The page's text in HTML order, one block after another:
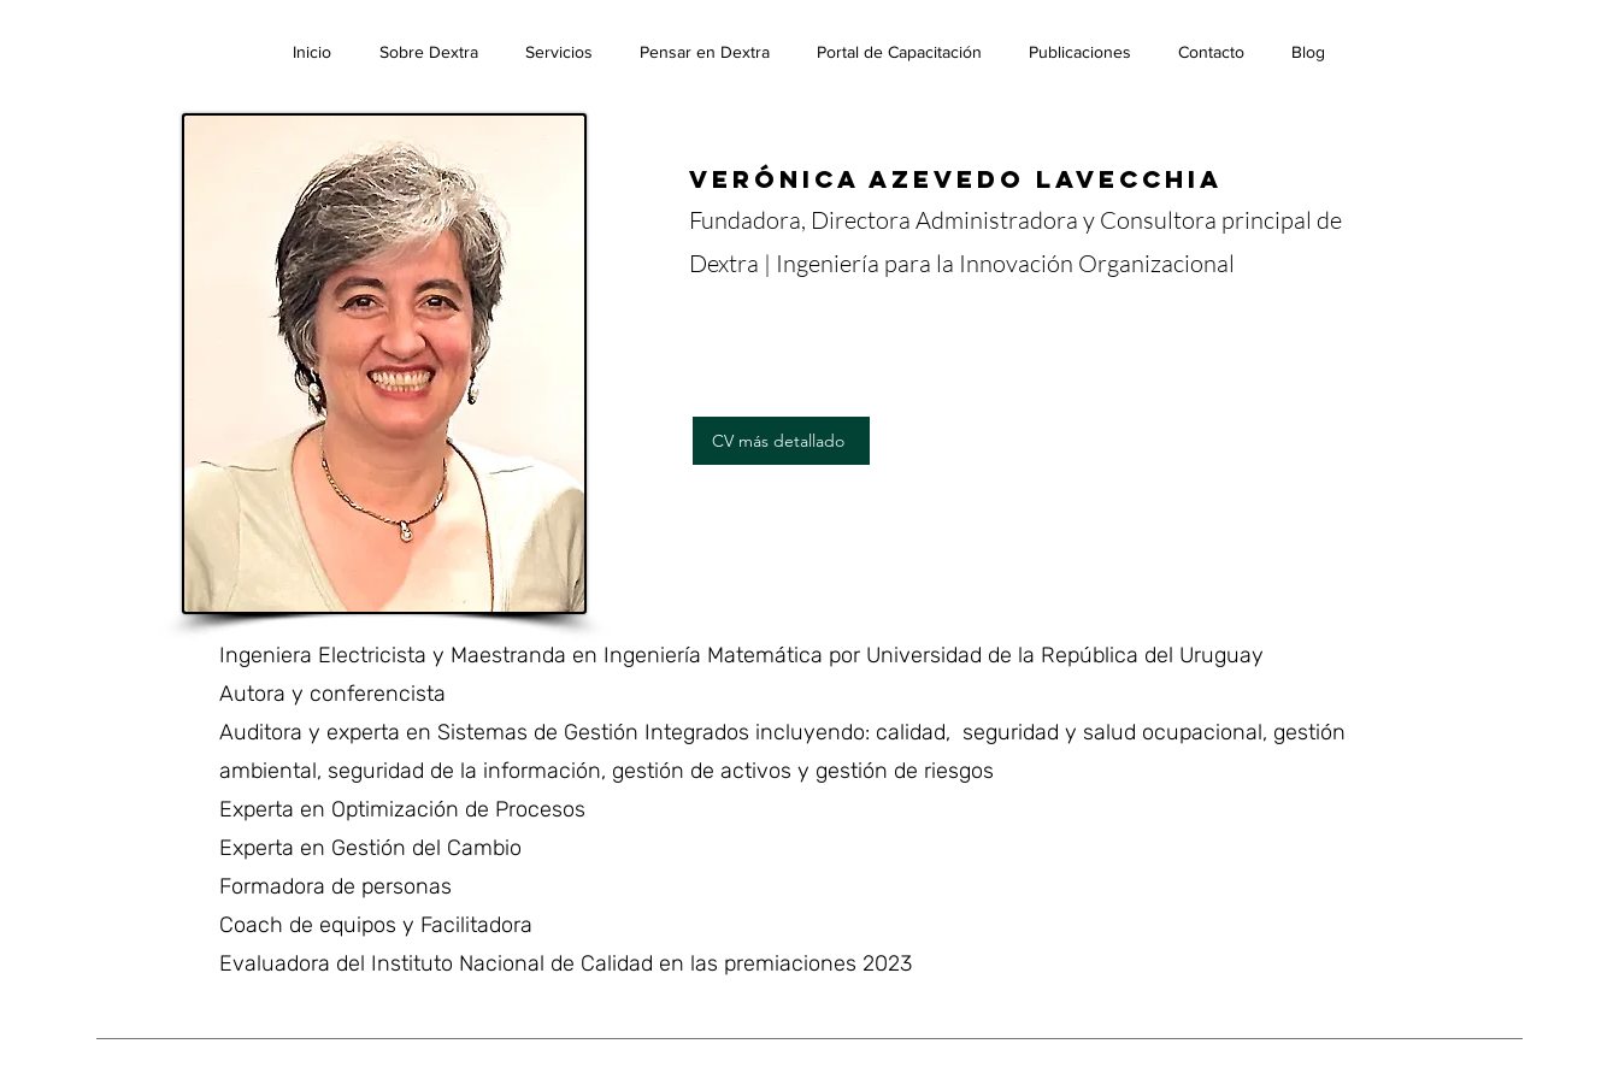
Inicio Sobre Dextra Servicios Pensar en Dextra Portal de Capacitación Publicaciones Contacto Blog
Verónica Azevedo Lav ecchia
Fundadora, Directora Administradora y Consultora principal de
Dextra | Ingeniería para la Innovación Organizacional
CV más detallado
Ingeniera Electricista y Maestranda en Ingeniería Matemática por Universidad de la República del Uruguay
Autora y conferencista
Auditora y experta en Sistemas de Gestión Integrados incluyendo: calidad, seguridad y salud ocupacional, gestión
ambiental, seguridad de la información, gestión de activos y gestión de riesgos
Experta en Optimización de Procesos
Experta en Gestión del Cambio
Formadora de personas
Coach de equipos y Facilitadora
Evaluadora del Instituto Nacional de Calidad en las premiaciones 2023